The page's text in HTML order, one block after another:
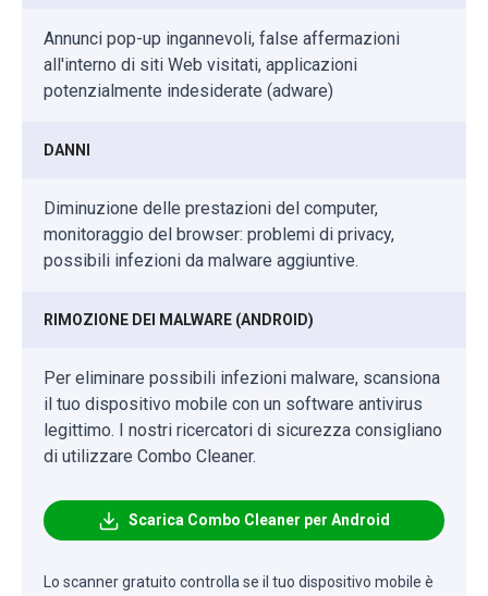
Annunci pop-up ingannevoli, false affermazioni
all'interno di siti Web visitati, applicazioni
potenzialmente indesiderate (adware)
DANNI
Diminuzione delle prestazioni del computer,
monitoraggio del browser: problemi di privacy,
possibili infezioni da malware aggiuntive.
RIMOZIONE DEI MALWARE (ANDROID)
Per eliminare possibili infezioni malware, scansiona
il tuo dispositivo mobile con un software antivirus
legittimo. I nostri ricercatori di sicurezza consigliano
di utilizzare Combo Cleaner.
Scarica Combo Cleaner per Android
Lo scanner gratuito controlla se il tuo dispositivo mobile è